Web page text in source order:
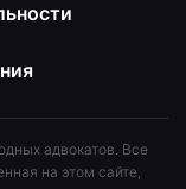
адвокатов. Все
на этом сайте,